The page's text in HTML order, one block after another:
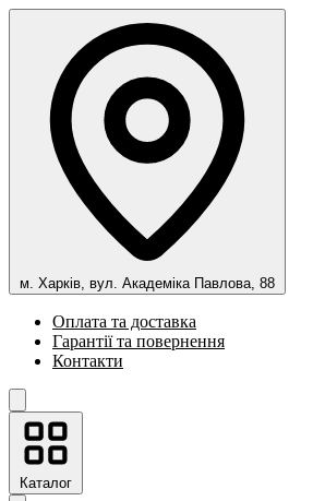
м. Харків, вул. Академіка Павлова, 88
Оплата та доставка
Гарантії та повернення
Контакти
Каталог